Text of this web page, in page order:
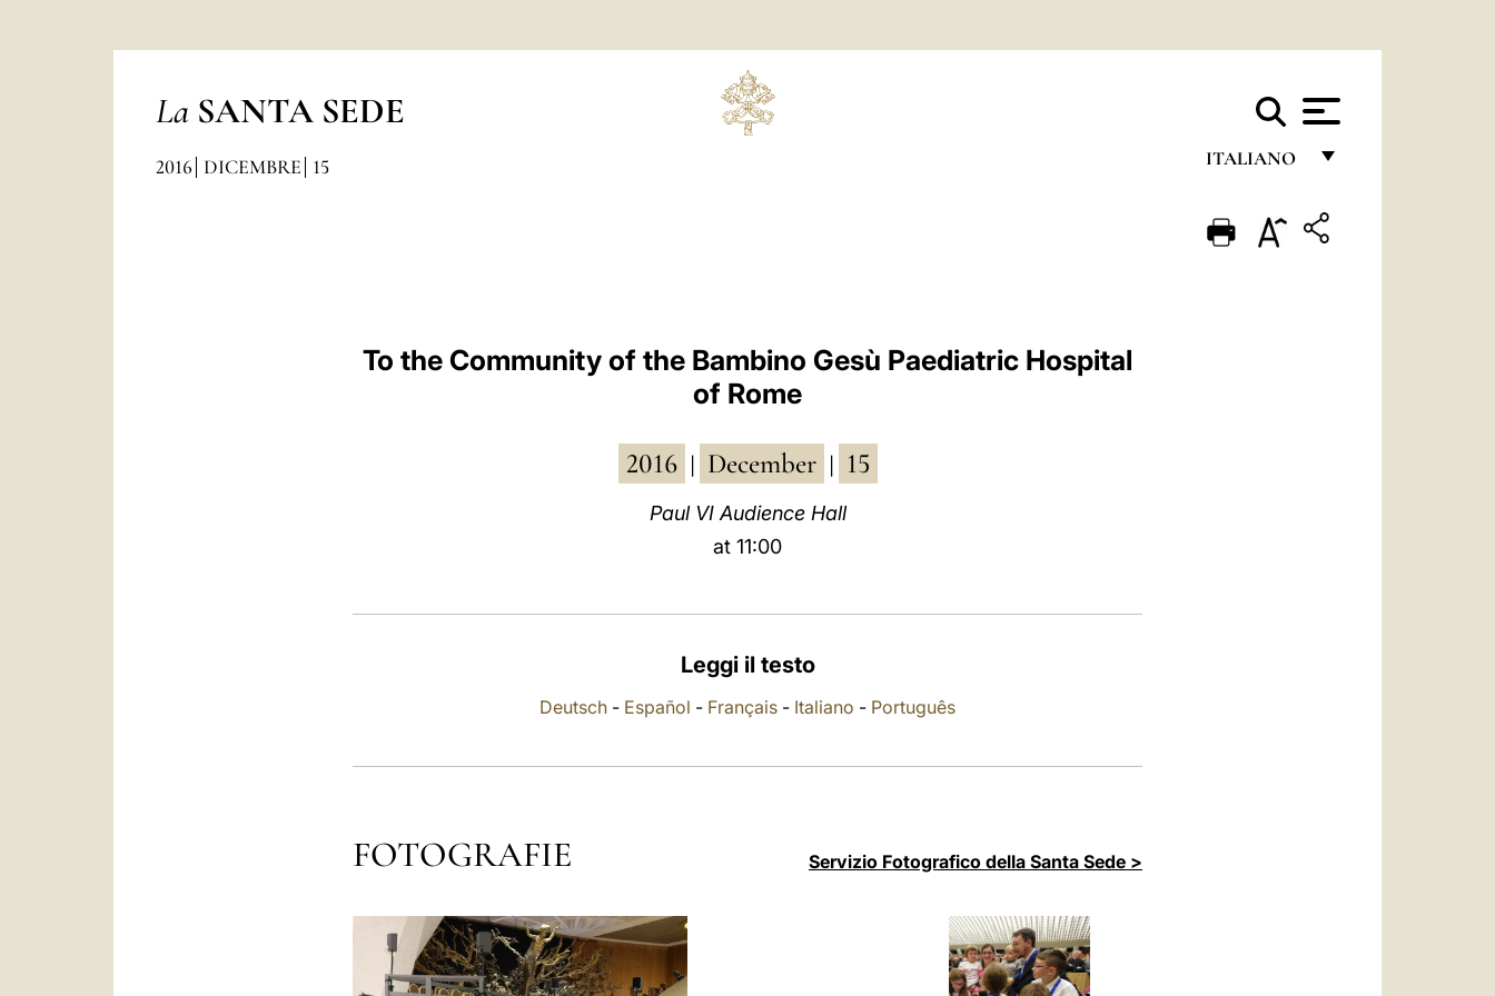
La SANTA SEDE
ITALIANO
ENGLISH
2016 DICEMBRE 15
To the Community of the Bambino Gesù Paediatric Hospital
of Rome
2016 December 15
Paul VI Audience Hall
at 11:00
Leggi il testo
Deutsch - Español - Français - Italiano - Português
FOTOGRAFIE Servizio Fotografico della Santa Sede >